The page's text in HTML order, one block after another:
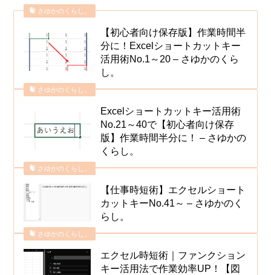
さゆかのくらし。
【初心者向け保存版】作業時間半
分に！Excelショートカットキー
活用術No.1～20 – さゆかのくら
し。
さゆかのくらし。
Excelショートカットキー活用術
No.21～40で【初心者向け保存
版】作業時間半分に！ – さゆかの
くらし。
さゆかのくらし。
【仕事時短術】エクセルショート
カットキーNo.41～ – さゆかのく
らし。
さゆかのくらし。
エクセル時短術｜ファンクション
キー活用法で作業効率UP！【図